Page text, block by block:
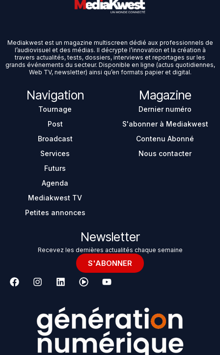
Mediakwest est un magazine multiscreen dédié aux professionnels de
l’audiovisuel et des médias. Il décrypte l’innovation et la création à
travers actualités, tests, dossiers, interviews et reportages sur les
grands événements du secteur. Disponible en ligne (actus quotidiennes,
Web TV, newsletter) ainsi qu’en formats papier et digital.
Navigation
Tournage
Post
Broadcast
Services
Futurs
Agenda
Mediakwest TV
Petites annonces
Magazine
Dernier numéro
S'abonner à Mediakwest
Contenu Abonné
Nous contacter
Newsletter
Recevez les dernières actualités chaque semaine
S'ABONNER